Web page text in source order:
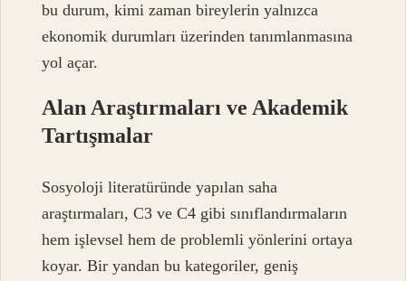
bu durum, kimi zaman bireylerin yalnızca
ekonomik durumları üzerinden tanımlanmasına
yol açar.
Alan Araştırmaları ve Akademik
Tartışmalar
Sosyoloji literatüründe yapılan saha
araştırmaları, C3 ve C4 gibi sınıflandırmaların
hem işlevsel hem de problemli yönlerini ortaya
koyar. Bir yandan bu kategoriler, geniş